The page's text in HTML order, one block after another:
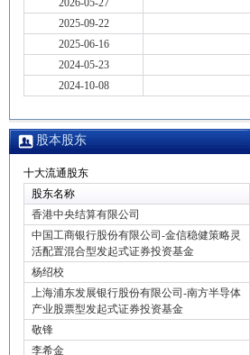
2026-05-27
2025-09-22
2025-06-16
2024-05-23
2024-10-08
股本股东
十大流通股东
股东名称
香港中央结算有限公司
中国工商银行股份有限公司-金信稳健策略灵
活配置混合型发起式证券投资基金
杨绍校
上海浦东发展银行股份有限公司-南方半导体
产业股票型发起式证券投资基金
敬锋
李希金